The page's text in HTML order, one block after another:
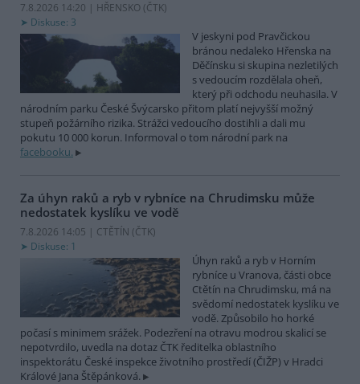
7.8.2026 14:20 | HŘENSKO (ČTK)
Diskuse: 3
V jeskyni pod Pravčickou
bránou nedaleko Hřenska na
Děčínsku si skupina nezletilých
s vedoucím rozdělala oheň,
který při odchodu neuhasila. V
národním parku České Švýcarsko přitom platí nejvyšší možný
stupeň požárního rizika. Strážci vedoucího dostihli a dali mu
pokutu 10 000 korun. Informoval o tom národní park na
facebooku.
Za úhyn raků a ryb v rybníce na Chrudimsku může
nedostatek kyslíku ve vodě
7.8.2026 14:05 | CTĚTÍN (ČTK)
Diskuse: 1
Úhyn raků a ryb v Horním
rybníce u Vranova, části obce
Ctětín na Chrudimsku, má na
svědomí nedostatek kyslíku ve
vodě. Způsobilo ho horké
počasí s minimem srážek. Podezření na otravu modrou skalicí se
nepotvrdilo, uvedla na dotaz ČTK ředitelka oblastního
inspektorátu České inspekce životního prostředí (ČIŽP) v Hradci
Králové Jana Štěpánková.